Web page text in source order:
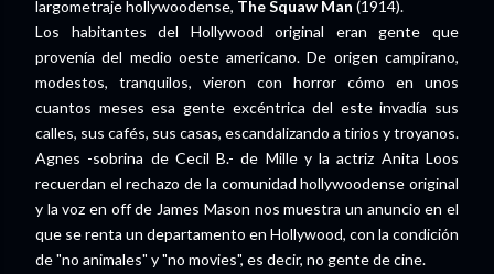
largometraje hollywoodense, The Squaw Man (1914).
Los habitantes del Hollywood original eran gente que
provenía del medio oeste americano. De origen campirano,
modestos, tranquilos, vieron con horror cómo en unos
cuantos meses esa gente excéntrica del este invadía sus
calles, sus cafés, sus casas, escandalizando a tirios y troyanos.
Agnes -sobrina de Cecil B.- de Mille y la actriz Anita Loos
recuerdan el rechazo de la comunidad hollywoodense original
y la voz en off de James Mason nos muestra un anuncio en el
que se renta un departamento en Hollywood, con la condición
de "no animales" y "no movies", es decir, no gente de cine.